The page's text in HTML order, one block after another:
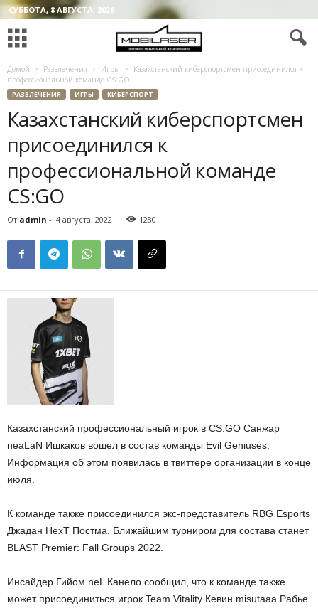
СУББОТА, 8 АВГУСТА, 2026
Домой Развлечения Игры
Казахстанский киберспортсмен присоединился к
профессиональной команде CS:GO
РАЗВЛЕЧЕНИЯ ИГРЫ КИБЕРСПОРТ
Казахстанский киберспортсмен
присоединился к
профессиональной команде
CS:GO
От admin - 4 августа, 2022 1280
Казахстанский профессиональный игрок в CS:GO Санжар
neaLaN Ишкаков вошел в состав команды Evil Geniuses.
Информация об этом появилась в твиттере организации в конце
июля.
К команде также присоединился экс-представитель RBG Esports
Джадан HexT Постма. Ближайшим турниром для состава станет
BLAST Premier: Fall Groups 2022.
Инсайдер Гийом neL Канело сообщил, что к команде также
может присоединиться игрок Team Vitality Кевин misutaaa Рабье.